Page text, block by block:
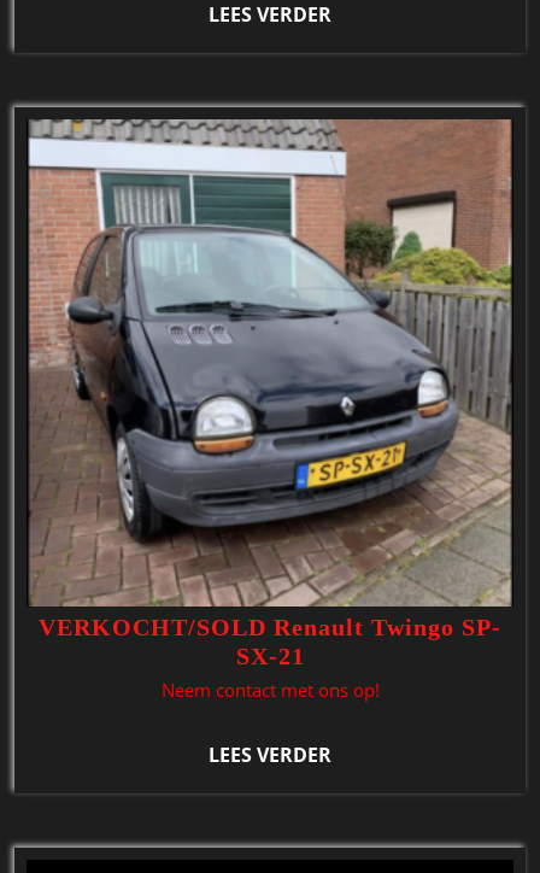
LEES VERDER
VERKOCHT/SOLD Renault Twingo SP-
SX-21
Neem contact met ons op!
LEES VERDER